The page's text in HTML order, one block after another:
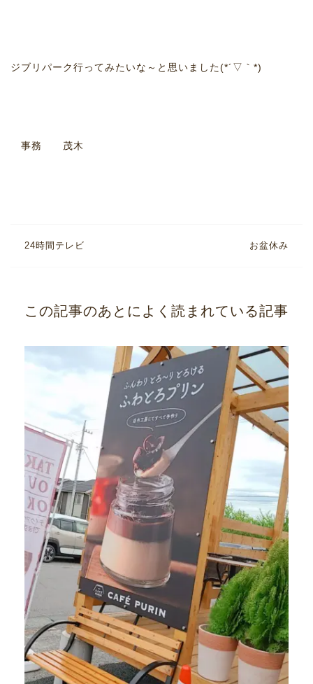
ジブリパーク行ってみたいな～と思いました(*´▽｀*)
事務 茂木
24時間テレビ お盆休み
この記事のあとによく読まれている記事